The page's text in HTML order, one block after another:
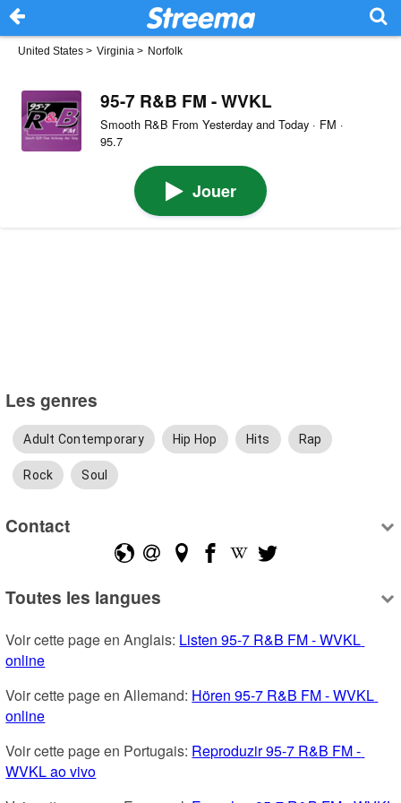
United States > Virginia > Norfolk
95-7 R&B FM - WVKL
Smooth R&B From Yesterday and Today · FM ·
95.7
Jouer
Les genres
Adult Contemporary Hip Hop Hits Rap
Rock Soul
Contact
Toutes les langues
Voir cette page en Anglais: Listen 95-7 R&B FM - WVKL
online
Voir cette page en Allemand: Hören 95-7 R&B FM - WVKL
online
Voir cette page en Portugais: Reproduzir 95-7 R&B FM -
WVKL ao vivo